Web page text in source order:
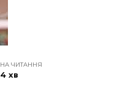
НА ЧИТАННЯ
4 хв